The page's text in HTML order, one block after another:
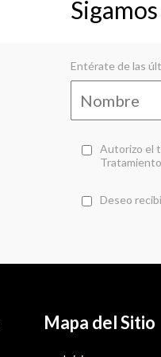
Sigamos
Entérate de las
Autorizo el
Deseo
Mapa del Sitio